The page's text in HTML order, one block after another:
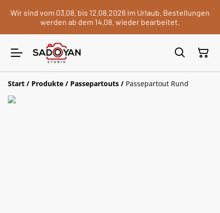
Wir sind vom 03.08. bis 12.08.2026 im Urlaub. Bestellungen
werden ab dem 14.08. wieder bearbeitet.
Start / Produkte / Passepartouts / Passepartout Rund